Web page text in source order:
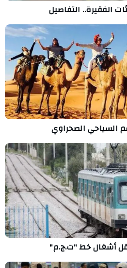
الفقيرة.. التفاصيل
السياحي الصحراوي
أشغال خط "ت.ج.م"